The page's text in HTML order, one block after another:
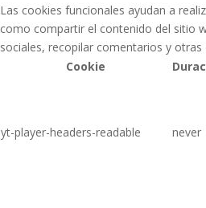
Las cookies funcionales ayudan a
como compartir el contenido del sitio
sociales, recopilar comentarios y
Cookie
yt-player-headers-readable never